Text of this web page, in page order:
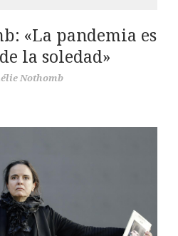
«La pandemia es
la soledad»
Nothomb